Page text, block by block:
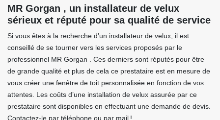
MR Gorgan , un installateur de velux
sérieux et réputé pour sa qualité de service
Si vous êtes à la recherche d’un installateur de velux, il est
conseillé de se tourner vers les services proposés par le
professionnel MR Gorgan . Ces derniers sont réputés pour être
de grande qualité et plus de cela ce prestataire est en mesure de
vous créer une fenêtre de toit personnalisée en fonction de vos
attentes. Les coûts d’une installation de velux assurée par ce
prestataire sont disponibles en effectuant une demande de devis.
Contactez-le par téléphone ou par mail !